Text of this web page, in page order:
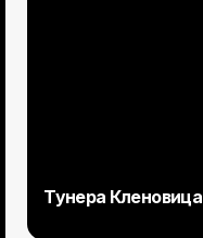
Тунера Кленовица